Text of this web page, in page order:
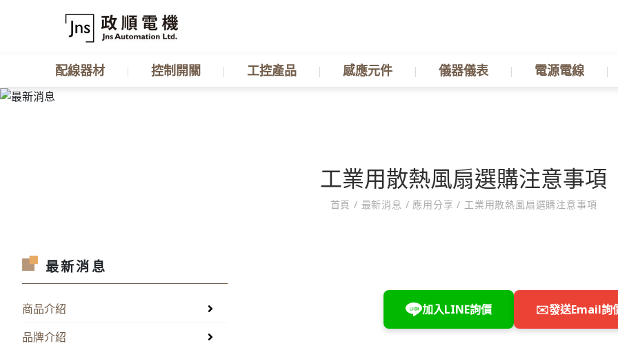
配線器材 控制開關 工控產品 感應元件 儀器儀表 電源電線
工業用散熱風扇選購注意事項
首頁/ 最新消息 / 應用分享/ 工業用散熱風扇選購注意事項
最新消息
商品介紹
品牌介紹
加入LINE詢價 ✉️發送Email詢